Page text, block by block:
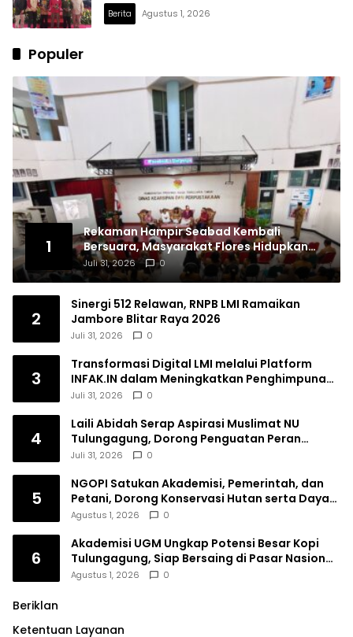
Berita Agustus 1, 2026
Populer
1
Rekaman Hampir Seabad Kembali
Bersuara, Masyarakat Flores Hidupkan
Lagi Ingatan Leluhur
Juli 31, 2026 0
2
Sinergi 512 Relawan, RNPB LMI Ramaikan
Jambore Blitar Raya 2026
Juli 31, 2026 0
3
Transformasi Digital LMI melalui Platform
INFAK.IN dalam Meningkatkan Penghimpunan
Dana Filantropi Islam
Juli 31, 2026 0
4
Laili Abidah Serap Aspirasi Muslimat NU
Tulungagung, Dorong Penguatan Peran
Perempuan
Juli 31, 2026 0
5
NGOPI Satukan Akademisi, Pemerintah, dan
Petani, Dorong Konservasi Hutan serta Daya
Saing Kopi Tulungagung
Agustus 1, 2026 0
6
Akademisi UGM Ungkap Potensi Besar Kopi
Tulungagung, Siap Bersaing di Pasar Nasional
hingga Dunia
Agustus 1, 2026 0
Beriklan
Ketentuan Layanan